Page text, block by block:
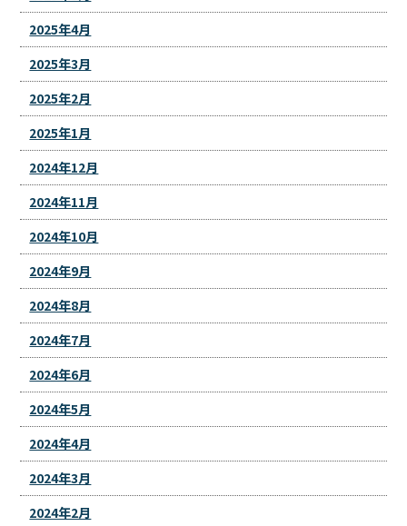
2025年4月
2025年3月
2025年2月
2025年1月
2024年12月
2024年11月
2024年10月
2024年9月
2024年8月
2024年7月
2024年6月
2024年5月
2024年4月
2024年3月
2024年2月